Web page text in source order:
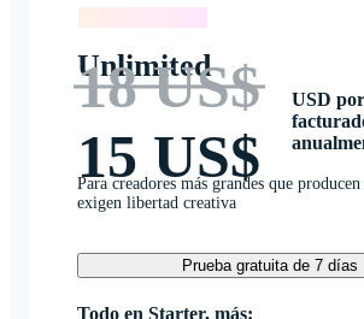
Unlimited
18 US$
15 US$
USD
Para creadores más grandes que
exigen libertad creativa
Prueba gratuita de 7 días
Todo en Starter, más: